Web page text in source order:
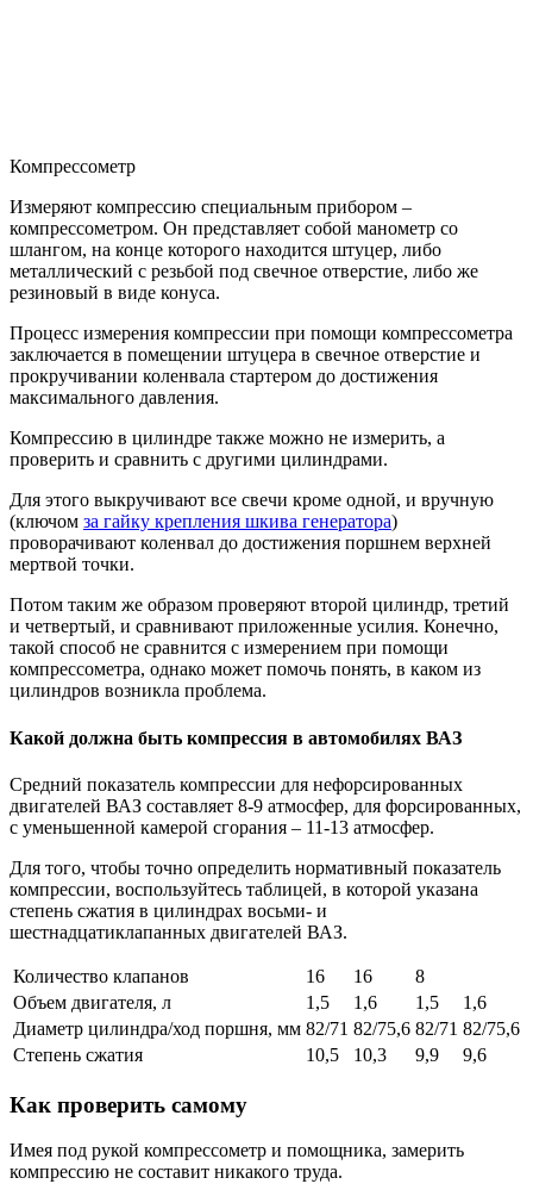
Компрессометр
Измеряют компрессию специальным прибором –
компрессометром. Он представляет собой манометр со
шлангом, на конце которого находится штуцер, либо
металлический с резьбой под свечное отверстие, либо же
резиновый в виде конуса.
Процесс измерения компрессии при помощи компрессометра
заключается в помещении штуцера в свечное отверстие и
прокручивании коленвала стартером до достижения
максимального давления.
Компрессию в цилиндре также можно не измерить, а
проверить и сравнить с другими цилиндрами.
Для этого выкручивают все свечи кроме одной, и вручную
(ключом за гайку крепления шкива генератора)
проворачивают коленвал до достижения поршнем верхней
мертвой точки.
Потом таким же образом проверяют второй цилиндр, третий
и четвертый, и сравнивают приложенные усилия. Конечно,
такой способ не сравнится с измерением при помощи
компрессометра, однако может помочь понять, в каком из
цилиндров возникла проблема.
Какой должна быть компрессия в автомобилях ВАЗ
Средний показатель компрессии для нефорсированных
двигателей ВАЗ составляет 8-9 атмосфер, для форсированных,
с уменьшенной камерой сгорания – 11-13 атмосфер.
Для того, чтобы точно определить нормативный показатель
компрессии, воспользуйтесь таблицей, в которой указана
степень сжатия в цилиндрах восьми- и
шестнадцатиклапанных двигателей ВАЗ.
Количество клапанов 16 16
8
Объем двигателя, л
1,5 1,6 1,5
1,6
Диаметр цилиндра/ход поршня, мм 82/71 82/75,6 82/71 82/75,6
Степень сжатия
10,5 10,3 9,9 9,6
Как проверить самому
Имея под рукой компрессометр и помощника, замерить
компрессию не составит никакого труда.